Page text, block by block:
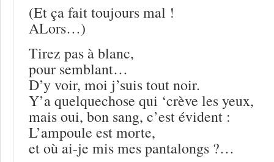
(Et ça fait toujours mal !
ALors…)
Tirez pas à blanc,
pour semblant…
D’y voir, moi j’suis tout noir.
Y’a quelquechose qui ‘crève les yeux,
mais oui, bon sang, c’est évident :
L’ampoule est morte,
et où ai-je mis mes pantalongs ?…